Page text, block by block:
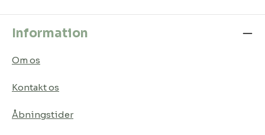
Information
Om os
Kontakt os
Åbningstider